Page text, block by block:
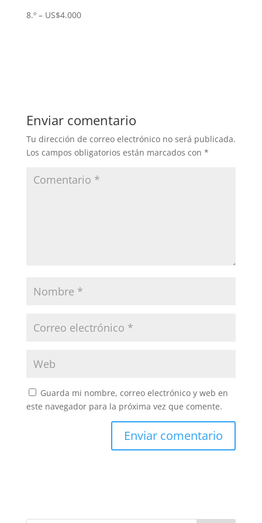
8.º – US$4.000
Enviar comentario
Tu dirección de correo electrónico no será publicada.
Los campos obligatorios están marcados con *
Guarda mi nombre, correo electrónico y web en
este navegador para la próxima vez que comente.